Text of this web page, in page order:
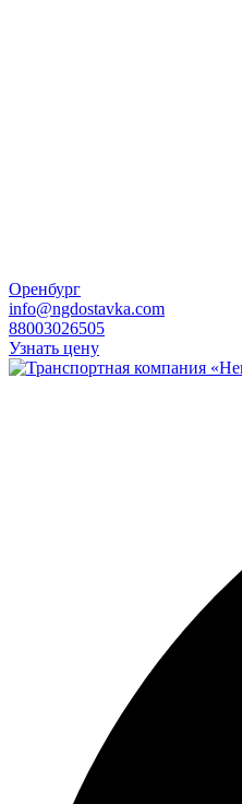
Оренбург
info@ngdostavka.com
88003026505
Узнать цену